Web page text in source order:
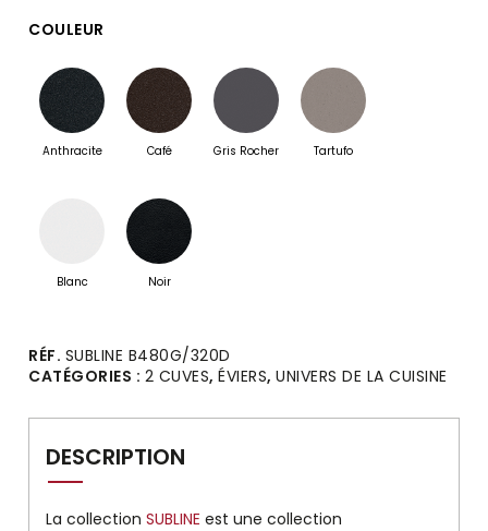
COULEUR
Anthracite Café Gris Rocher Tartufo
Blanc Noir
Alternative:
RÉF. SUBLINE B480G/320D
CATÉGORIES : 2 CUVES,ÉVIERS,UNIVERS DE LA CUISINE
DESCRIPTION
La collectionSUBLINE est une collection